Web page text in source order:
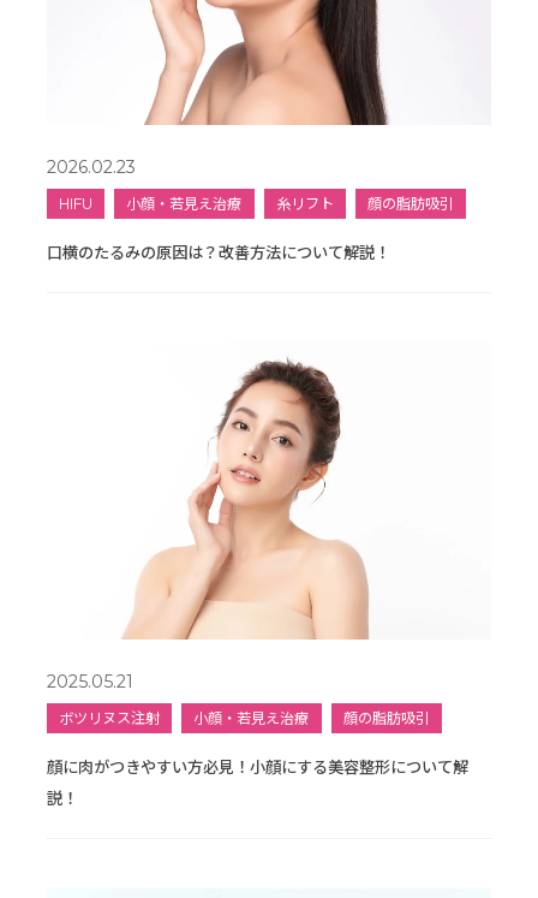
2026.02.23
HIFU 小顔・若見え治療 糸リフト 顔の脂肪吸引
口横のたるみの原因は？改善方法について解説！
2025.05.21
ボツリヌス注射 小顔・若見え治療 顔の脂肪吸引
顔に肉がつきやすい方必見！小顔にする美容整形について解
説！